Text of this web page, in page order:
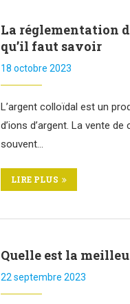
La réglementation
qu’il faut savoir
18 octobre 2023
L’argent colloïdal est un
d’ions d’argent. La vente
souvent…
LIRE PLUS
Quelle est la
22 septembre 2023